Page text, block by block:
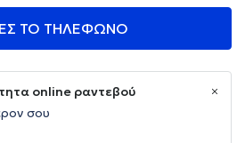
ΤΟ ΤΗΛΕΦΩΝΟ
online ραντεβού
σου